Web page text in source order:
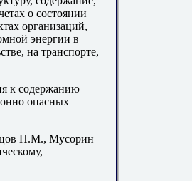
о состоянии
организаций,
энергии в
на транспорте,
к содержанию
опасных
П.М., Мусорин